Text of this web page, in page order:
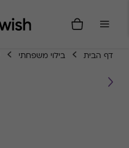
דף הבית בילוי משפחתי